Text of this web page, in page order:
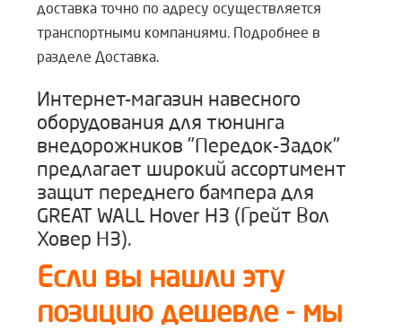
доставка точно по адресу осуществляется
транспортными компаниями. Подробнее в
разделе Доставка.
Интернет-магазин навесного
оборудования для тюнинга
внедорожников "Передок-Задок"
предлагает широкий ассортимент
защит переднего бампера для
GREAT WALL Hover H3 (Грейт Вол
Ховер Н3).
Если вы нашли эту
позицию дешевле - мы